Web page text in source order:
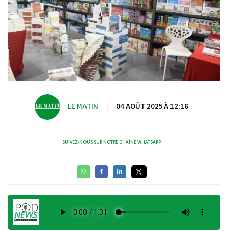
LE MATIN 04 AOÛT 2025 À 12:16
SUIVEZ-NOUS SUR NOTRE CHAÎNE WHATSAPP